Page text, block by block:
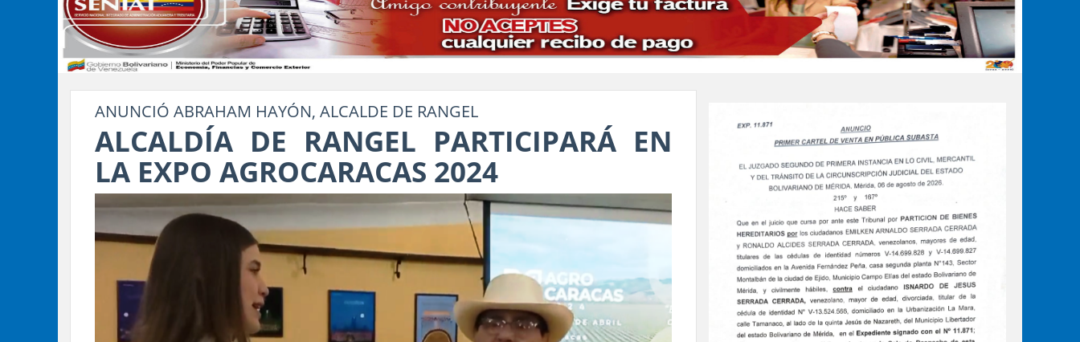
ANUNCIÓ ABRAHAM HAYÓN, ALCALDE DE RANGEL
ALCALDÍA DE RANGEL PARTICIPARÁ EN
LA EXPO AGROCARACAS 2024